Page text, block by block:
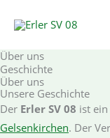
Inhalt
Über uns
Geschichte
Über uns
Unsere Geschichte
Der Erler SV 08 ist
Gelsenkirchen. Der